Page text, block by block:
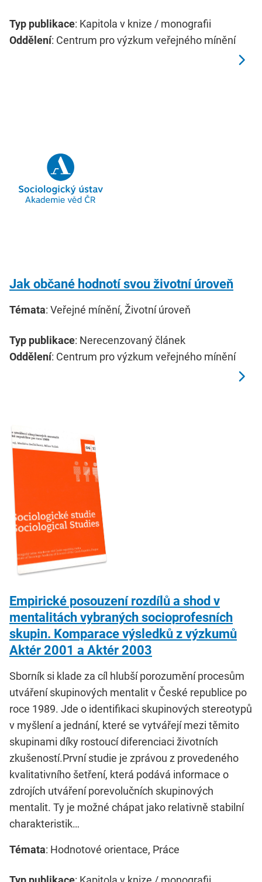
Typ publikace: Kapitola v knize / monografii
Oddělení: Centrum pro výzkum veřejného mínění
Jak občané hodnotí svou životní úroveň
Témata: Veřejné mínění, Životní úroveň
Typ publikace: Nerecenzovaný článek
Oddělení: Centrum pro výzkum veřejného mínění
Empirické posouzení rozdílů a shod v
mentalitách vybraných socioprofesních
skupin. Komparace výsledků z výzkumů
Aktér 2001 a Aktér 2003
Sborník si klade za cíl hlubší porozumění procesům
utváření skupinových mentalit v České republice po
roce 1989. Jde o identifikaci skupinových stereotypů
v myšlení a jednání, které se vytvářejí mezi těmito
skupinami díky rostoucí diferenciaci životních
zkušeností.První studie je zprávou z provedeného
kvalitativního šetření, která podává informace o
zdrojích utváření porevolučních skupinových
mentalit. Ty je možné chápat jako relativně stabilní
charakteristik…
Témata: Hodnotové orientace, Práce